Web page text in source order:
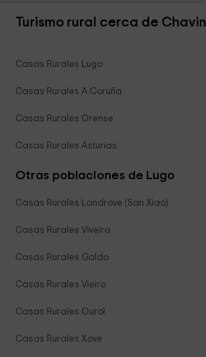
Turismo rural cerca de Chavin
Casas Rurales Lugo
Casas Rurales A Coruña
Casas Rurales Orense
Casas Rurales Asturias
Otras poblaciones de Lugo
Casas Rurales Landrove (San Xiao)
Casas Rurales Viveiro
Casas Rurales Galdo
Casas Rurales Vieiro
Casas Rurales Ourol
Casas Rurales Xove